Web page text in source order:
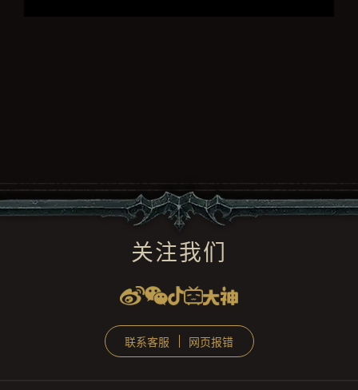
关注我们
联系客服 网页报错